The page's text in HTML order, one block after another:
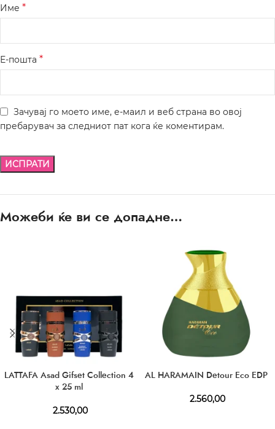
Име *
Е-пошта *
Зачувај го моето име, е-маил и веб страна во овој
пребарувач за следниот пат кога ќе коментирам.
Можеби ќе ви се допадне…
LATTAFA Asad Gifset Collection 4
x 25 ml
2.530,00
AL HARAMAIN Detour Eco EDP
2.560,00